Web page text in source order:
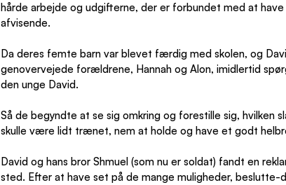
hårde arbejde og udgifterne, der er forbundet med at
afvisende.
Da deres femte barn var blevet færdig med skolen, og
genovervejede forældrene, Hannah og Alon, imidlertid
den unge David.
Så de begyndte at se sig omkring og forestille sig, hvilken
skulle være lidt trænet, nem at holde og have et godt
David og hans bror Shmuel (som nu er soldat) fandt en
sted. Efter at have set på de mange muligheder,